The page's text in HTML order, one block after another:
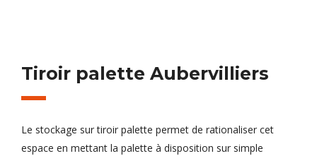
Tiroir palette Aubervilliers
Le stockage sur tiroir palette permet de rationaliser cet
espace en mettant la palette à disposition sur simple